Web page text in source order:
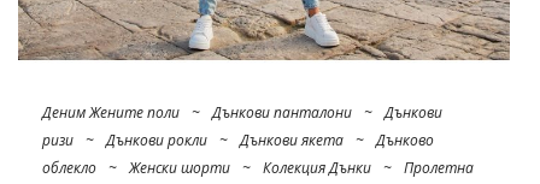
Деним Жените поли ~ Дънкови панталони ~ Дънкови
ризи ~ Дънкови рокли ~ Дънкови якета ~ Дънково
облекло ~ Женски шорти ~ Колекция Дънки ~ Пролетна